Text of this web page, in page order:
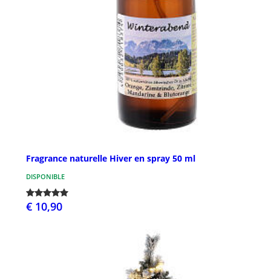
Fragrance naturelle Hiver en spray 50 ml
DISPONIBLE
€ 10,90